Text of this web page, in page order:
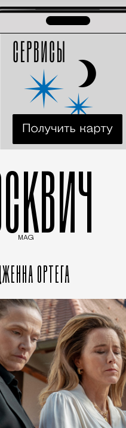
MAG
ОРТЕГА